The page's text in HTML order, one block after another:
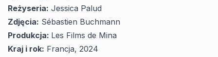
Reżyseria: Jessica Palud
Zdjęcia: Sébastien Buchmann
Produkcja: Les Films de Mina
Kraj i rok: Francja, 2024